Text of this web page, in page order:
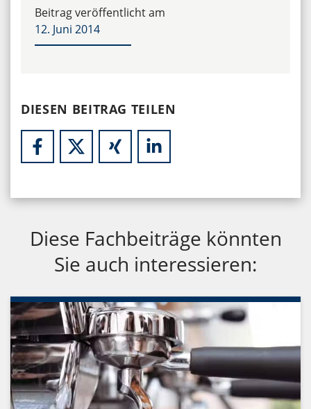
Beitrag veröffentlicht am
12. Juni 2014
DIESEN BEITRAG TEILEN
Diese Fachbeiträge könnten
Sie auch interessieren: